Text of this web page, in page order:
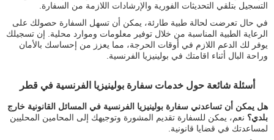
التسجيل بتلقي التحديثات الفورية والإرشادات اللازمة من السفارة.
في حال تعرضت لحالة طبية طارئة، يمكن أن تسهل السفارة حصولك على
الرعاية الطبية المناسبة من خلال توفير معلومات وموارد محلية. إن تسجيلك
يوفر لك الدعم اللازم في أوقات الحرجة، مما يعزز من إحساسك بالأمان
وراحة البال أثناء اقامتك في بولينيزيا الفرنسية.
أسئلة شائعة حول خدمات سفارة بولينيزيا الفرنسية في قطر
هل يمكن أن تساعدني سفارة بولينيزيا الفرنسية في المسائل القانونية خارج
بلدي؟ نعم، يمكن للسفارة تقديم المشورة وتوجيهك إلى المحامين المحليين
لمساعدتك في قضايا قانونية.